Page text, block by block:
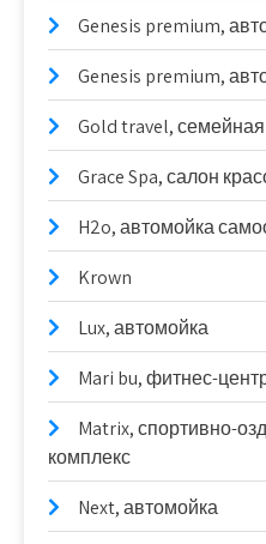
Genesis premium,
Genesis premium,
Gold travel,
Grace Spa, салон
H2o, автомойка
Krown
Lux, автомойка
Mari bu, фитнес-
Matrix, спортивно-
комплекс
Next, автомойка